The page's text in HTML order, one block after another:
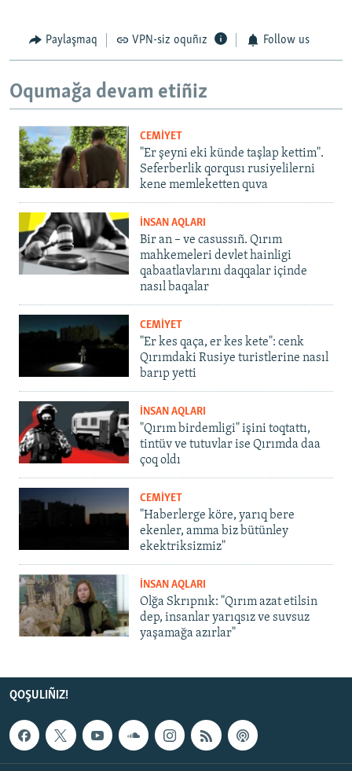
Paylaşmaq VPN-siz oquñız Follow us
Oqumağa devam etiñiz
CEMİYET
"Er şeyni eki künde taşlap kettim".
Seferberlik qorqusı rusiyelilerni
kene memleketten quva
İNSAN AQLARI
Bir an – ve casussıñ. Qırım
mahkemeleri devlet hainligi
qabaatlavlarını daqqalar içinde
nasıl baqalar
CEMİYET
"Er kes qaça, er kes kete": cenk
Qırımdaki Rusiye turistlerine nasıl
barıp yetti
İNSAN AQLARI
"Qırım birdemligi" işini toqtattı,
tintüv ve tutuvlar ise Qırımda daa
çoq oldı
CEMİYET
"Haberlerge köre, yarıq bere
ekenler, amma biz bütünley
ekektriksizmiz"
İNSAN AQLARI
Olğa Skrıpnık: "Qırım azat etilsin
dep, insanlar yarıqsız ve suvsuz
yaşamağa azırlar"
QOŞULIÑIZ!